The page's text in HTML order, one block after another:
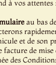
à vos attentes :
au bas
et de son
facture de
des